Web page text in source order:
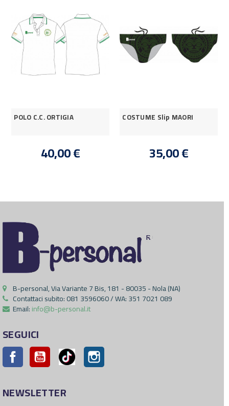
POLO C.C. ORTIGIA
40,00 €
COSTUME Slip MAORI
35,00 €
B-personal, Via Variante 7 Bis, 181 - 80035 - Nola (NA)
Contattaci subito:081 3596060 / WA: 351 7021 089
Email:info@b-personal.it
SEGUICI
Facebook YouTube Pinterest
NEWSLETTER